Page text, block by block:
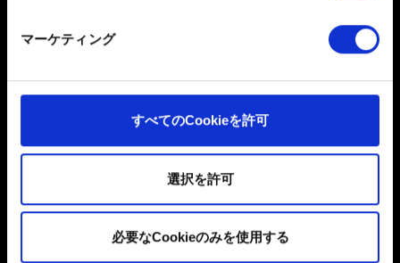
だくために必要なものです。その他のCookieは、ウェブ
サイトの品質向上のために、オプションとして技術的お
た、ソーシャルメディア上などでお客様が興味を持ちそ
うなコンテンツをお届けするために、一部のCookieをパ
これらのオプションが有効になることはありません。
細は、下記の「設定」メニューでご確認ください。
マーケティング
すべてのCookieを許可
選択を許可
必要なCookieのみを使用する
日本語
ソーシャルメディア